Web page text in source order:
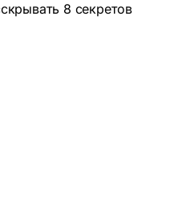
8 секретов